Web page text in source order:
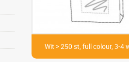
Wit > 250 st, full colour, 3-4